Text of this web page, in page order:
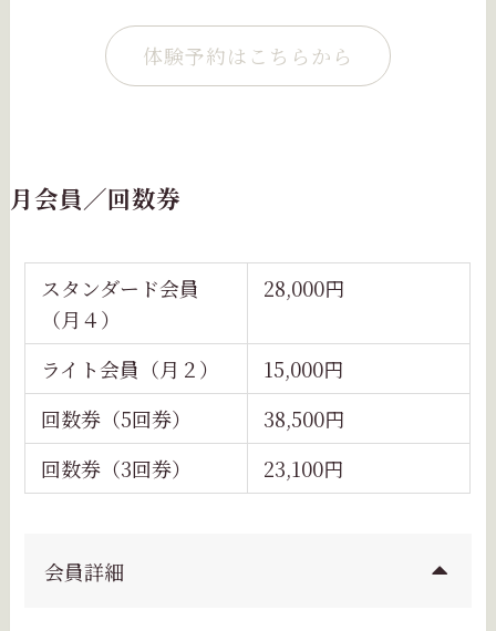
体験予約はこちらから
月会員／回数券
スタンダード会員
（月４）
28,000円
ライト会員（月２）
15,000円
回数券（5回券）
38,500円
回数券（3回券）
23,100円
会員詳細